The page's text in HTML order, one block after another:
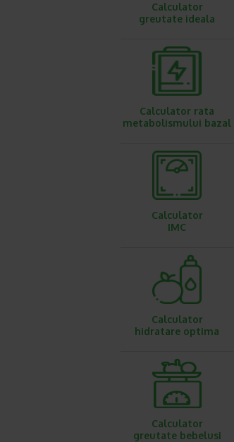
Calculator
greutate ideala
Calculator rata
metabolismului bazal
Calculator
IMC
Calculator
hidratare optima
Calculator
greutate bebelusi